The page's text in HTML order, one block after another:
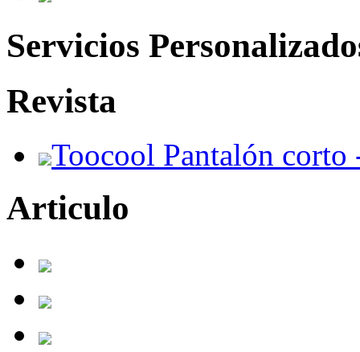
Servicios
Revista
Toocool Pantalón corto
Articulo